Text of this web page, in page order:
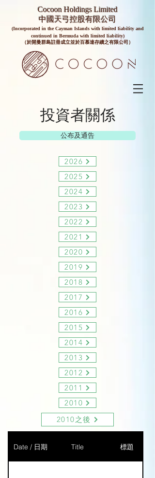
Cocoon Holdings Limited
​​中國天弓控股有限公司
(Incorporated in the Cayman Islands with limited liability and
continued in Bermuda with limited liability)
（於開曼群島註冊成立並於百慕達存續之有限公司）
投資者關係
公布及通告
2026
2025
2024
2023
2022
2021
2020
2019
2018
2017
2016
2015
2014
2013
2012
2011
2010
2010之後
Date / 日期 Title 標題